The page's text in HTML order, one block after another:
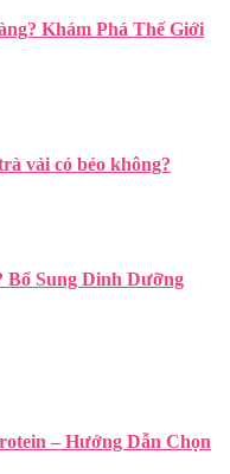
Khám Phá Thế Giới
vải có béo không?
Bổ Sung Dinh Dưỡng
– Hướng Dẫn Chọn